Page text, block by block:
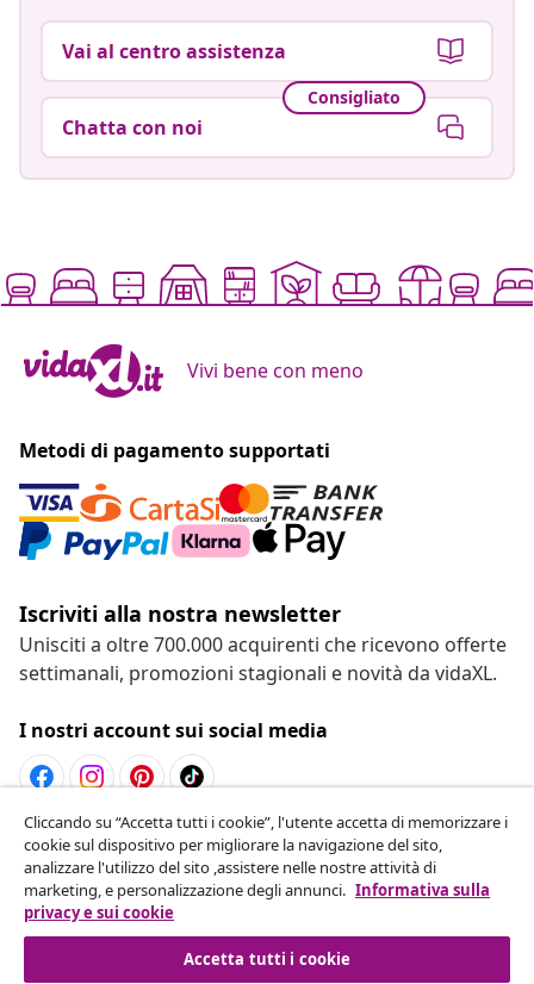
Vai al centro assistenza
Consigliato
Chatta con noi
Vivi bene con meno
Metodi di pagamento supportati
Iscriviti alla nostra newsletter
Unisciti a oltre 700.000 acquirenti che ricevono offerte
settimanali, promozioni stagionali e novità da vidaXL.
I nostri account sui social media
Recesso dal contratto
Invia una richiesta di recesso per il tuo ordine.
Recesso dal contratto
Cliccando su “Accetta tutti i cookie”, l'utente accetta di memorizzare i
cookie sul dispositivo per migliorare la navigazione del sito,
analizzare l'utilizzo del sito ,assistere nelle nostre attività di
marketing, e personalizzazione degli annunci. Informativa sulla
privacy e sui cookie
Accetta tutti i cookie